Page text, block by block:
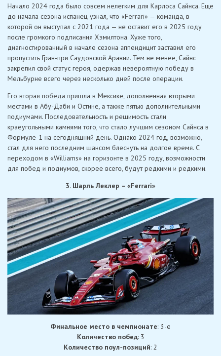
Начало 2024 года было совсем нелегким для Карлоса Сайнса. Еще
до начала сезона испанец узнал, что «Ferrari» — команда, в
которой он выступал с 2021 года — не оставит его в 2025 году
после громкого подписания Хэмилтона. Хуже того,
диагностированный в начале сезона аппендицит заставил его
пропустить Гран-при Саудовской Аравии. Тем не менее, Сайнс
закрепил свой статус героя, одержав невероятную победу в
Мельбурне всего через несколько дней после операции.
Его вторая победа пришла в Мексике, дополненная вторыми
местами в Абу-Даби и Остине, а также пятью дополнительными
подиумами. Последовательность и решимость стали
краеугольными камнями того, что стало лучшим сезоном Сайнса в
Формуле-1 на сегодняшний день. Однако 2024 год, возможно,
стал для него последним шансом блеснуть на долгое время. С
переходом в «Williams» на горизонте в 2025 году, возможности
для побед и подиумов, скорее всего, будут редкими и редкими.
3. Шарль Леклер – «Ferrari»
Финальное место в чемпионате: 3-е
Количество побед: 3
Количество поул-позиций: 2